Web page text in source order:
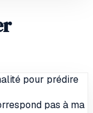
pour prédire
pas à ma